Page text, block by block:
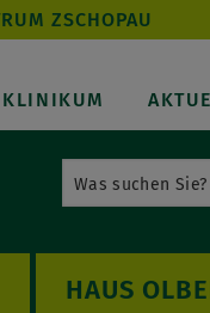
ZSCHOPAU
KLINIKUM